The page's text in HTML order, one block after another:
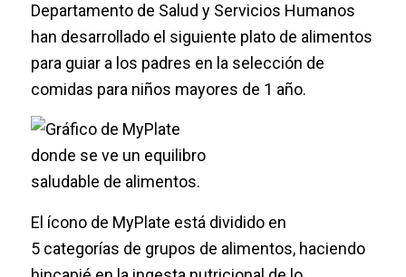
Departamento de Salud y Servicios Humanos
han desarrollado el siguiente plato de alimentos
para guiar a los padres en la selección de
comidas para niños mayores de 1 año.
El ícono de MyPlate está dividido en
5 categorías de grupos de alimentos, haciendo